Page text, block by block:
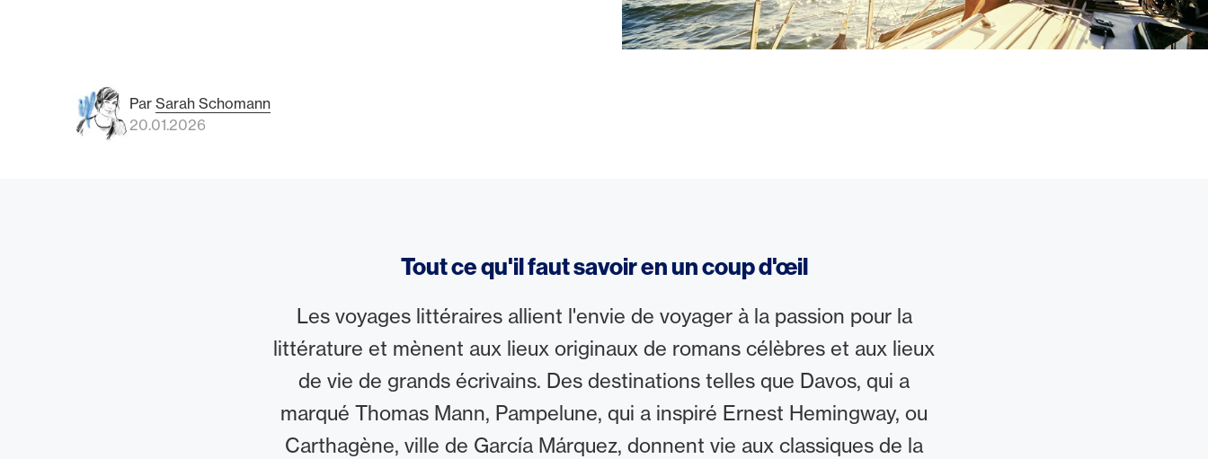
Par Sarah Schomann
20.01.2026
Tout ce qu'il faut savoir en un coup d'œil
Les voyages littéraires allient l'envie de voyager à la passion pour la
littérature et mènent aux lieux originaux de romans célèbres et aux lieux
de vie de grands écrivains. Des destinations telles que Davos, qui a
marqué Thomas Mann, Pampelune, qui a inspiré Ernest Hemingway, ou
Carthagène, ville de García Márquez, donnent vie aux classiques de la